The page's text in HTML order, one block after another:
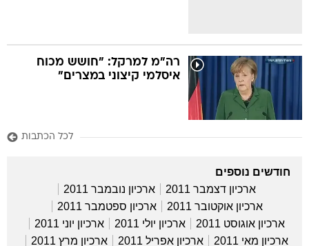
רה"מ למרקל: "חושש מכוח
איסלמי קיצוני במצרים"
לכל הכתבות
חודשים נוספים
ארכיון דצמבר 2011
ארכיון נובמבר 2011
ארכיון אוקטובר 2011
ארכיון ספטמבר 2011
ארכיון אוגוסט 2011
ארכיון יולי 2011
ארכיון יוני 2011
ארכיון מאי 2011
ארכיון אפריל 2011
ארכיון מרץ 2011